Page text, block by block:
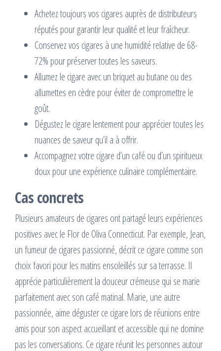
Achetez toujours vos cigares auprès de distributeurs
réputés pour garantir leur qualité et leur fraîcheur.
Conservez vos cigares à une humidité relative de 68-
72% pour préserver toutes les saveurs.
Allumez le cigare avec un briquet au butane ou des
allumettes en cèdre pour éviter de compromettre le
goût.
Dégustez le cigare lentement pour apprécier toutes les
nuances de saveur qu’il a à offrir.
Accompagnez votre cigare d’un café ou d’un spiritueux
doux pour une expérience culinaire complémentaire.
Cas concrets
Plusieurs amateurs de cigares ont partagé leurs expériences
positives avec le Flor de Oliva Connecticut. Par exemple, Jean,
un fumeur de cigares passionné, décrit ce cigare comme son
choix favori pour les matins ensoleillés sur sa terrasse. Il
apprécie particulièrement la douceur crémeuse qui se marie
parfaitement avec son café matinal. Marie, une autre
passionnée, aime déguster ce cigare lors de réunions entre
amis pour son aspect accueillant et accessible qui ne domine
pas les conversations. Ce cigare réunit les personnes autour